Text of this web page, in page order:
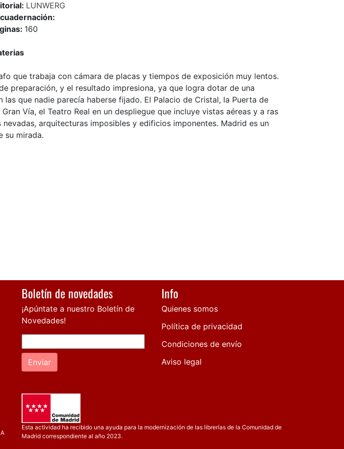
LUNWERG
160
que trabaja con cámara de placas y tiempos de exposición muy lentos.
preparación, y el resultado impresiona, ya que logra dotar de una
las que nadie parecía haberse fijado. El Palacio de Cristal, la Puerta de
Vía, el Teatro Real en un despliegue que incluye vistas aéreas y a ras
arquitecturas imposibles y edificios imponentes. Madrid es un
su mirada.
Boletín de novedades
¡Apúntate a nuestro Boletín de
Novedades!
Enviar
Info
Quienes somos
Política de privacidad
Condiciones de envío
Aviso legal
Esta actividad ha recibido una ayuda para la modernización de las librerías de la Comunidad de
Madrid correspondiente al año 2023.